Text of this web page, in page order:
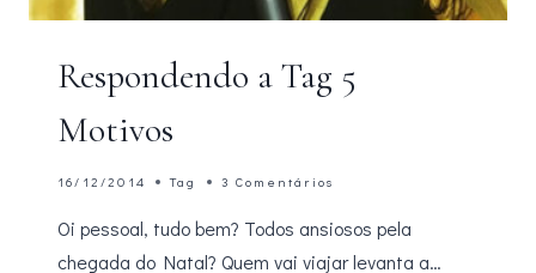
Respondendo a Tag 5
Motivos
16/12/2014 Tag 3 Comentários
Oi pessoal, tudo bem? Todos ansiosos pela
chegada do Natal? Quem vai viajar levanta a…